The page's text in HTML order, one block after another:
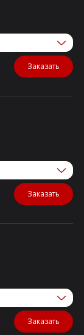
Заказать
Заказать
Заказать